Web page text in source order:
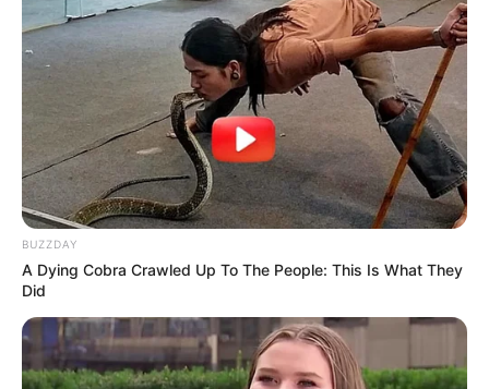
Biodata & Profil
Nama Lengkap: Lee Chae Young
Nama Panggung: Isa
Nama Panggilan: Isaranghae
Posisi: Lead Vocalist
Tempat, Tanggal Lahir: 23 Januari 2002
Ulang Tahun: 23 Januari
Kewarganegaraan: Korea Selatan
Pendidikan: Akademi High Enter Busan
Agama: –
BUZZDAY
A Dying Cobra Crawled Up To The People: This Is What They
Did